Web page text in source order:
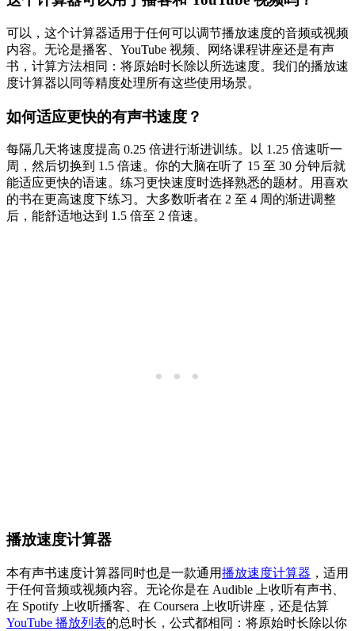
可以，这个计算器适用于任何可以调节播放速度的音频或视频
内容。无论是播客、YouTube 视频、网络课程讲座还是有声
书，计算方法相同：将原始时长除以所选速度。我们的播放速
度计算器以同等精度处理所有这些使用场景。
如何适应更快的有声书速度？
每隔几天将速度提高 0.25 倍进行渐进训练。以 1.25 倍速听一
周，然后切换到 1.5 倍速。你的大脑在听了 15 至 30 分钟后就
能适应更快的语速。练习更快速度时选择熟悉的题材。用喜欢
的书在更高速度下练习。大多数听者在 2 至 4 周的渐进调整
后，能舒适地达到 1.5 倍至 2 倍速。
播放速度计算器
本有声书速度计算器同时也是一款通用播放速度计算器 ，适用
于任何音频或视频内容。无论你是在 Audible 上收听有声书、
在 Spotify 上收听播客、在 Coursera 上收听讲座，还是估算
YouTube 播放列表的总时长，公式都相同：将原始时长除以你